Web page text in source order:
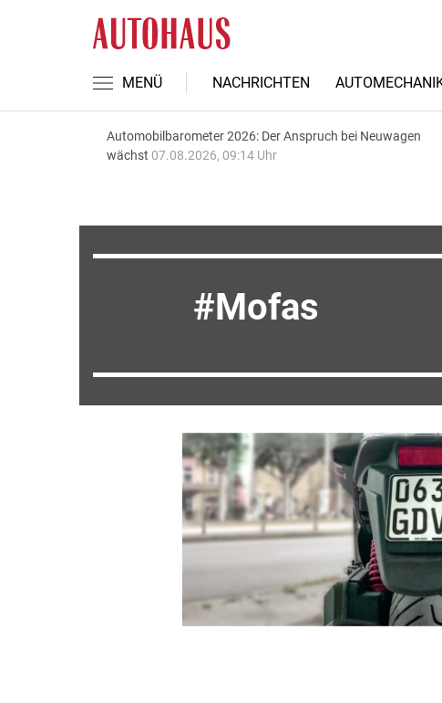
MENÜ NACHRICHTEN
Automobilbarometer 2026: Der Anspruch bei Neuwagen
wächst 07.08.2026, 09:14 Uhr
Mofas